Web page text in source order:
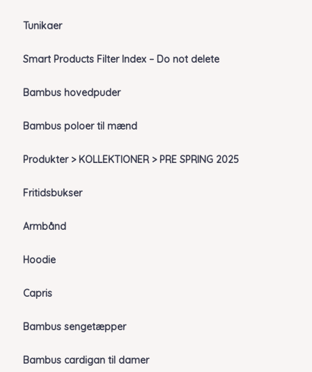
Tunikaer
Smart Products Filter Index – Do not delete
Bambus hovedpuder
Bambus poloer til mænd
Produkter > KOLLEKTIONER > PRE SPRING 2025
Fritidsbukser
Armbånd
Hoodie
Capris
Bambus sengetæpper
Bambus cardigan til damer